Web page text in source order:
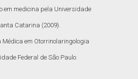
em medicina pela Universidade
Catarina (2009).
Médica em Otorrinolaringologia
Federal de São Paulo